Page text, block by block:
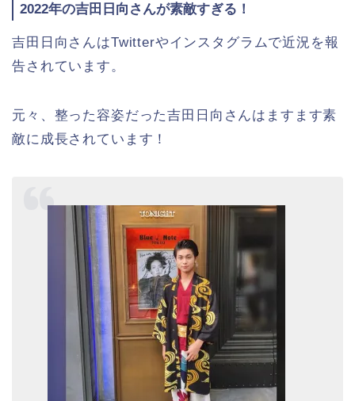
2022年の吉田日向さんが素敵すぎる！
吉田日向さんはTwitterやインスタグラムで近況を報
告されています。
元々、整った容姿だった吉田日向さんはますます素
敵に成長されています！